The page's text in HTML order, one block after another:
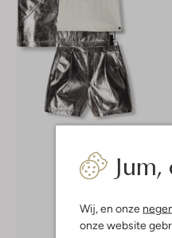
Wij, en onze
onze website